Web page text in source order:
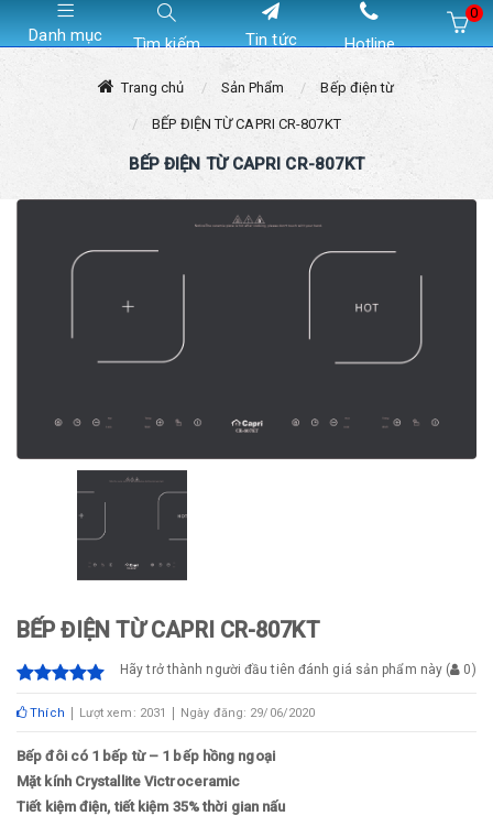
Danh mục Tìm kiếm Tin tức Hotline
0
Trang chủ Sản Phẩm Bếp điện từ
BẾP ĐIỆN TỪ CAPRI CR-807KT
BẾP ĐIỆN TỪ CAPRI CR-807KT
BẾP ĐIỆN TỪ CAPRI CR-807KT
Hãy trở thành người đầu tiên đánh giá sản phẩm này ( 0)
Thích Lượt xem: 2031 Ngày đăng: 29/06/2020
Bếp đôi có 1 bếp từ – 1 bếp hồng ngoại
Mặt kính Crystallite Victroceramic
Tiết kiệm điện, tiết kiệm 35% thời gian nấu